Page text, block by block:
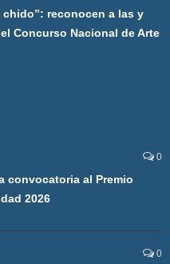
chido”: reconocen a las y
Concurso Nacional de Arte
0
convocatoria al Premio
2026
0